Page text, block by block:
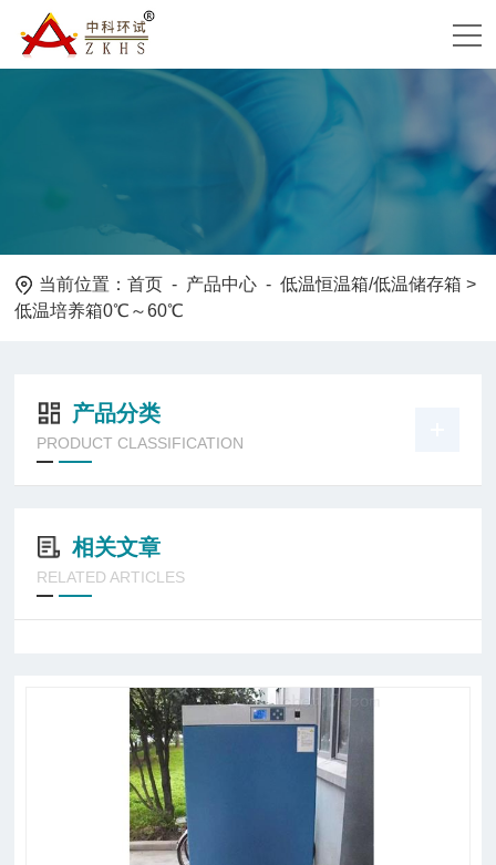
当前位置：首页 - 产品中心 -低温恒温箱/低温储存箱 >
低温培养箱0℃～60℃
产品分类
PRODUCT CLASSIFICATION
相关文章
RELATED ARTICLES